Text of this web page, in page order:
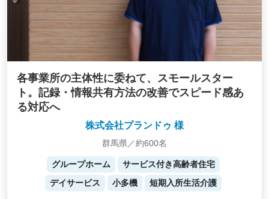
各事業所の主体性に委ねて、スモールスター
ト。記録・情報共有方法の改善でスピード感あ
る対応へ
株式会社プランドゥ 様
群馬県／約600名
グループホーム
サービス付き高齢者住宅
デイサービス
小多機 短期入所生活介護